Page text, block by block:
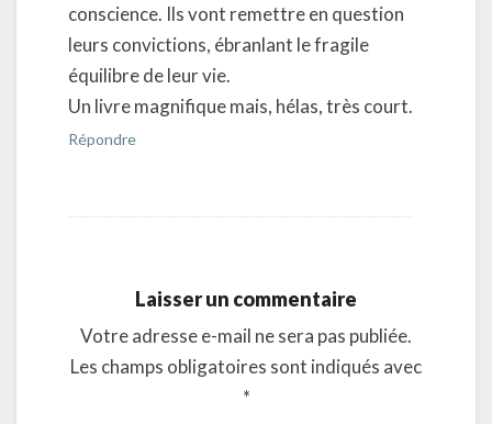
conscience. Ils vont remettre en question
leurs convictions, ébranlant le fragile
équilibre de leur vie.
Un livre magnifique mais, hélas, très court.
Répondre
Laisser un commentaire
Votre adresse e-mail ne sera pas publiée.
Les champs obligatoires sont indiqués avec
*